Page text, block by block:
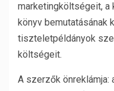
marketingköltségeit,
könyv bemutatásának
tiszteletpéldányok
költségeit.
A szerzők önreklámja: